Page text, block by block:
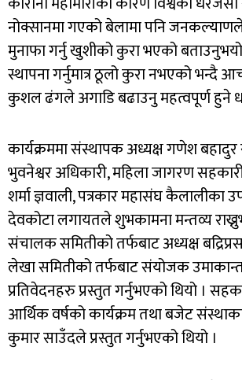
नोक्सानमा गएको बेलामा पनि
मुनाफा गर्नु खुशीको कुरा भएको
स्थापना गर्नुमात्र ठूलो कुरा नभएको भन्दै
कुशल ढंगले अगाडि बढाउनु महत्वपूर्ण हुने
कार्यक्रममा संस्थापक अध्यक्ष गणेश
भुवनेश्वर अधिकारी, महिला जागरण
शर्मा ज्ञवाली, पत्रकार महासंघ कैलालीका
देवकोटा लगायतले शुभकामना मन्तव्य
संचालक समितीको तर्फबाट अध्यक्ष
लेखा समितीको तर्फबाट संयोजक
प्रतिवेदनहरु प्रस्तुत गर्नुभएको थियो ।
आर्थिक वर्षको कार्यक्रम तथा बजेट
कुमार साउँदले प्रस्तुत गर्नुभएको थियो ।